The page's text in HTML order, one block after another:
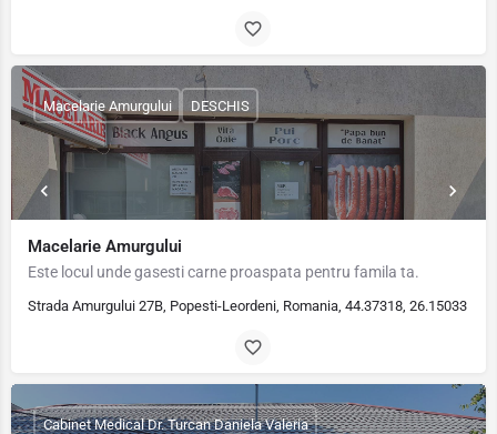
Macelarie Amurgului
Este locul unde gasesti carne proaspata pentru famila ta.
Strada Amurgului 27B, Popesti-Leordeni, Romania, 44.37318, 26.15033
Macelarie Amurgului DESCHIS
Cabinet Medical Dr. Turcan Daniela Valeria